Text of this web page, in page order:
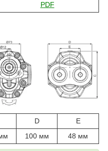
PDF
D
E
100 мм 48 мм